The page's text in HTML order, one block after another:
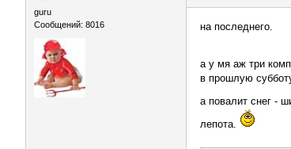
guru
Сообщений: 8016
на последнего.
а у мя аж три
в прошлую
а повалит снег -
лепота.